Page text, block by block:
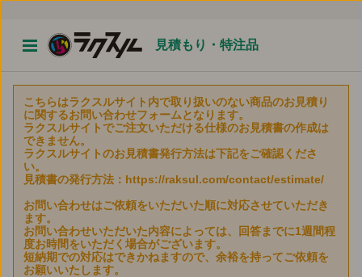
見積もり・特注品
こちらはラクスルサイト内で取り扱いのない商品のお見積り
に関するお問い合わせフォームとなります。
ラクスルサイトでご注文いただける仕様のお見積書の作成は
できません。
ラクスルサイトのお見積書発行方法は下記をご確認くださ
い。
見積書の発行方法：https://raksul.com/contact/estimate/
お問い合わせはご依頼をいただいた順に対応させていただき
ます。
お問い合わせいただいた内容によっては、回答までに1週間程
度お時間をいただく場合がございます。
短納期での対応はできかねますので、余裕を持ってご依頼を
お願いいたします。